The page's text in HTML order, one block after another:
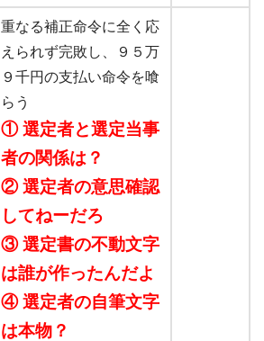
重なる補正命令に全く応
えられず完敗し、９５万
９千円の支払い命令を喰
らう
① 選定者と選定当事
者の関係は？
② 選定者の意思確認
してねーだろ
③ 選定書の不動文字
は誰が作ったんだよ
④ 選定者の自筆文字
は本物？